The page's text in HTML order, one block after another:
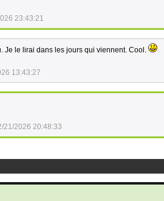
23:43:21
Je le lirai dans les jours qui viennent. Cool.
13:43:27
21/2026 20:48:33